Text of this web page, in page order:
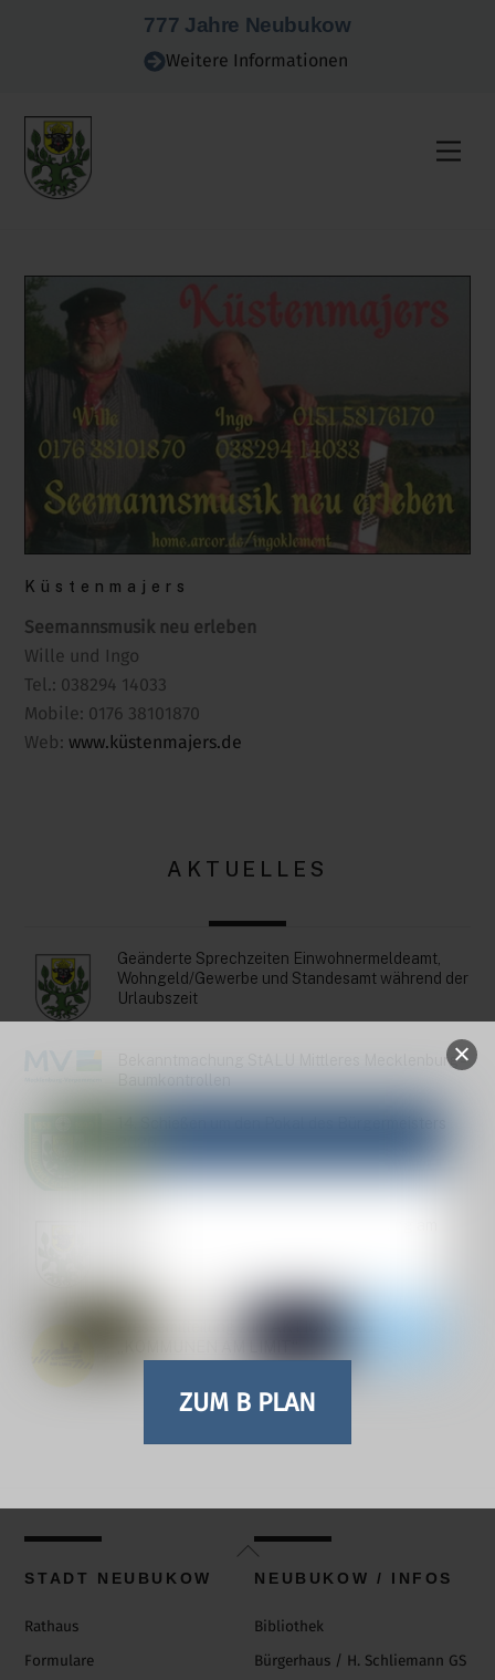
ZUM B PLAN
777 Jahre Neubukow
Weitere Informationen
Küstenmajers
Seemannsmusik neu erleben
Wille und Ingo
Tel.: 038294 14033
Mobile: 0176 38101870
Web:www.küstenmajers.de
AKTUELLES
Geänderte Sprechzeiten Einwohnermeldeamt,
Wohngeld/Gewerbe und Standesamt während der
Urlaubszeit
Bekanntmachung StALU Mittleres Mecklenburg –
Baumkontrollen
Back
To
STADT NEUBUKOW
Rathaus
Formulare
NEUBUKOW / INFOS
Bibliothek
Bürgerhaus / H. Schliemann GS